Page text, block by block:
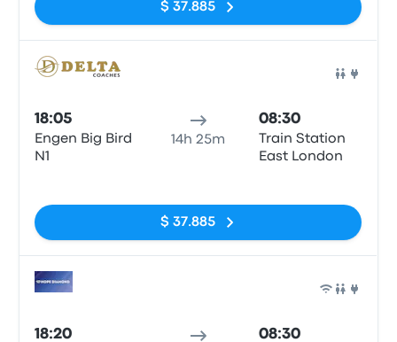
$ 37.885
18:05
Engen Big Bird
N1
14h 25m
08:30
Train Station
East London
$ 37.885
18:20 08:30